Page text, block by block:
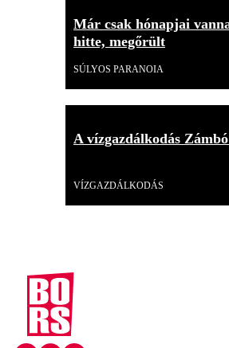
Már csak hónapjai
hitte, megőrült
SÚLYOS PARANOIA
A vízgazdálkodás
VÍZGAZDÁLKODÁS